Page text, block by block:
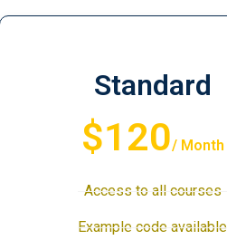
Standard
$120/ Month
Access to all courses
Example code available